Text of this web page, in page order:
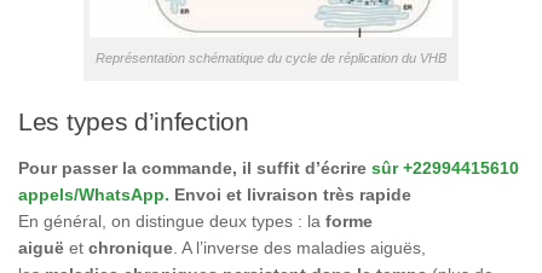
Représentation schématique du cycle de réplication du VHB
Les types d’infection
Pour passer la commande, il suffit d’écrire sûr +22994415610
appels/WhatsApp. Envoi et livraison très rapide
En général, on distingue deux types : la forme
aiguë et chronique. A l’inverse des maladies aiguës,